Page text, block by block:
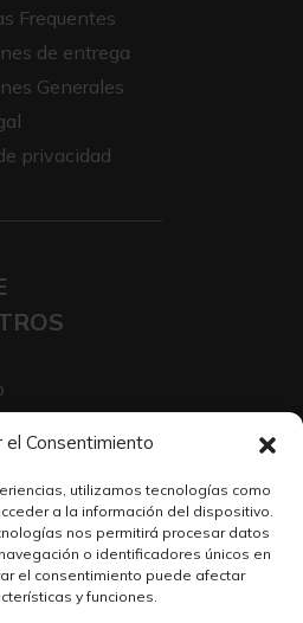
el Consentimiento
utilizamos tecnologías como
a la información del dispositivo.
nos permitirá procesar datos
o identificadores únicos en
el consentimiento puede afectar
y funciones.
Frequentes
de entrega
Generales
privacidad